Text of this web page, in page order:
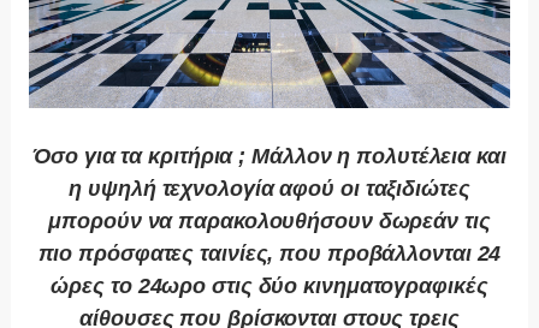
Όσο για τα κριτήρια ; Μάλλον η πολυτέλεια και
η υψηλή τεχνολογία αφού οι ταξιδιώτες
μπορούν να παρακολουθήσουν δωρεάν τις
πιο πρόσφατες ταινίες, που προβάλλονται 24
ώρες το 24ωρο στις δύο κινηματογραφικές
αίθουσες που βρίσκονται στους τρεις